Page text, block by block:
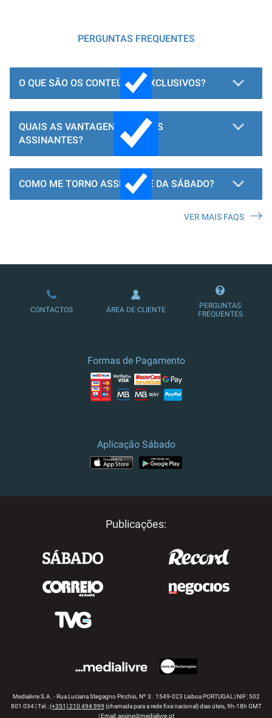
PERGUNTAS FREQUENTES
O QUE SÃO OS CONTEÚDOS EXCLUSIVOS?
QUAIS AS VANTAGENS PARA OS
ASSINANTES?
COMO ME TORNO ASSINANTE DA SÁBADO?
LOJA DE ASSINATURAS
VER MAIS FAQS
CONTACTOS ÁREA DE CLIENTE
PERGUNTAS
FREQUENTES
Formas de Pagamento
Aplicação Sábado
Publicações:
Medialivre S.A. - Rua Luciana Stegagno Picchio, Nº 3 . 1549-023 Lisboa PORTUGAL | NIF: 502
801 034 | Tel.:(+351) 210 494 999 (chamada para a rede fixa nacional) dias úteis, 9h-18h GMT
| Email:assine@medialivre.pt